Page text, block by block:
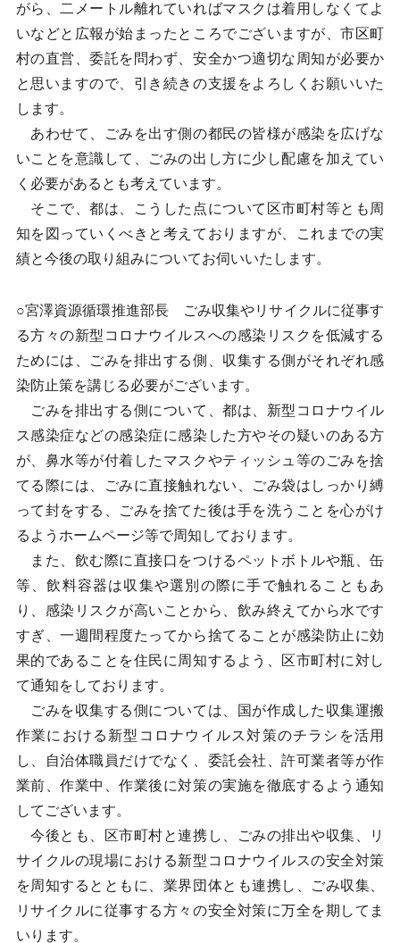
がら、二メートル離れていればマスクは着用しなくてよ
いなどと広報が始まったところでございますが、市区町
村の直営、委託を問わず、安全かつ適切な周知が必要か
と思いますので、引き続きの支援をよろしくお願いいた
します。
あわせて、ごみを出す側の都民の皆様が感染を広げな
いことを意識して、ごみの出し方に少し配慮を加えてい
く必要があるとも考えています。
そこで、都は、こうした点について区市町村等とも周
知を図っていくべきと考えておりますが、これまでの実
績と今後の取り組みについてお伺いいたします。
○宮澤資源循環推進部長 ごみ収集やリサイクルに従事す
る方々の新型コロナウイルスへの感染リスクを低減する
ためには、ごみを排出する側、収集する側がそれぞれ感
染防止策を講じる必要がございます。
ごみを排出する側について、都は、新型コロナウイル
ス感染症などの感染症に感染した方やその疑いのある方
が、鼻水等が付着したマスクやティッシュ等のごみを捨
てる際には、ごみに直接触れない、ごみ袋はしっかり縛
って封をする、ごみを捨てた後は手を洗うことを心がけ
るようホームページ等で周知しております。
また、飲む際に直接口をつけるペットボトルや瓶、缶
等、飲料容器は収集や選別の際に手で触れることもあ
り、感染リスクが高いことから、飲み終えてから水です
すぎ、一週間程度たってから捨てることが感染防止に効
果的であることを住民に周知するよう、区市町村に対し
て通知をしております。
ごみを収集する側については、国が作成した収集運搬
作業における新型コロナウイルス対策のチラシを活用
し、自治体職員だけでなく、委託会社、許可業者等が作
業前、作業中、作業後に対策の実施を徹底するよう通知
してございます。
今後とも、区市町村と連携し、ごみの排出や収集、リ
サイクルの現場における新型コロナウイルスの安全対策
を周知するとともに、業界団体とも連携し、ごみ収集、
リサイクルに従事する方々の安全対策に万全を期してま
いります。